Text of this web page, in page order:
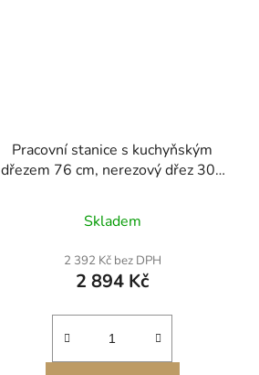
Pracovní stanice s kuchyňským
dřezem 76 cm, nerezový dřez 304
mísou ve stylu farmářského domu
s příslušenstvím, dřez do myčky
nádobí pro karavany, přípravné
kuchyně, prádelny, bary
Skladem
2 392 Kč bez DPH
2 894 Kč